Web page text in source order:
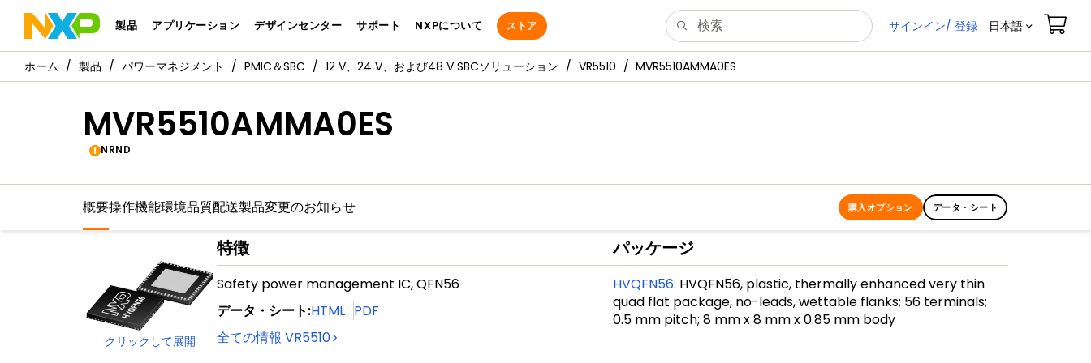
製品 アプリケーション デザインセンター サポート NXPについて ストア サインイン/ 登録 日本語
製品 パワーマネジメント PMIC＆SBC 12 V、24 V、および48 V SBCソリューション VR5510 MVR5510AMMA0ES
MVR5510AMMA0ES
NRND
概要操作機能環境品質配送製品変更のお知らせ 購入オプション データ・シート
クリックして展開
特徴
Safety power management IC, QFN56
データ・シート:HTML PDF
全ての情報 VR5510
パッケージ
HVQFN56: HVQFN56, plastic, thermally enhanced very thin
quad flat package, no-leads, wettable flanks; 56 terminals;
0.5 mm pitch; 8 mm x 8 mm x 0.85 mm body